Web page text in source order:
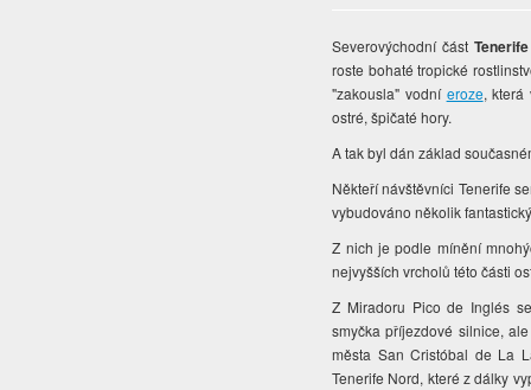
Severovýchodní částTenerife
roste bohaté tropické
"zakousla" vodní eroze, která
ostré, špičaté hory.
A tak byl dán základ
Někteří návštěvníci Tenerife
vybudováno několik
Z nich je podle mínění
nejvyšších vrcholů této části
Z Miradoru Pico de Inglés
smyčka příjezdové silnice,
města San Cristóbal de La
Tenerife Nord, které z dálky